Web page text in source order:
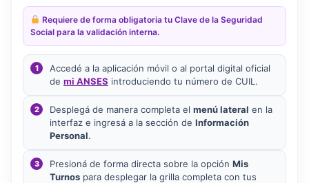
Requiere de forma obligatoria tu Clave de la Seguridad
Social para la validación interna.
1
Accedé a la aplicación móvil o al portal digital oficial
de mi ANSES introduciendo tu número de CUIL.
2 Desplegá de manera completa el menú lateral en la
interfaz e ingresá a la sección de Información
Personal.
3 Presioná de forma directa sobre la opción Mis
Turnos para desplegar la grilla completa con tus